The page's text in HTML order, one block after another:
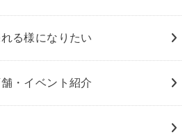
る様になりたい
・イベント紹介